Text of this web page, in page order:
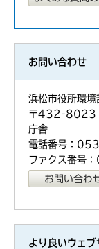
お問い合わせ
浜松市役所環
〒432-8023
庁舎
電話番号：
ファクス番
より良いウェ